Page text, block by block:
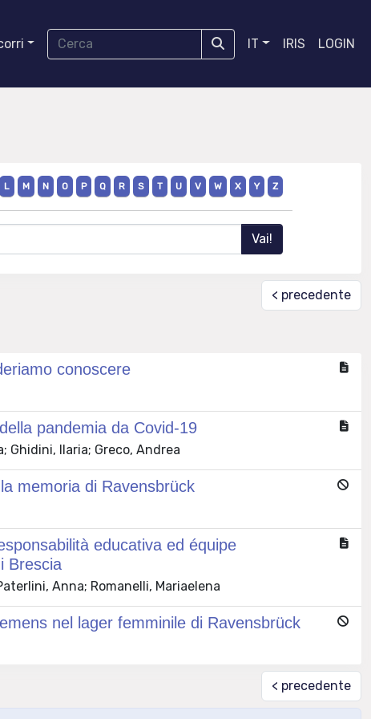
IT IRIS LOGIN
L M N O P Q R S T U V W X Y Z
< precedente
conoscere
pandemia da Covid-19
Ghidini, Ilaria; Greco, Andrea
memoria di Ravensbrück
educativa ed équipe
Brescia
Anna; Romanelli, Mariaelena
nel lager femminile di Ravensbrück
< precedente